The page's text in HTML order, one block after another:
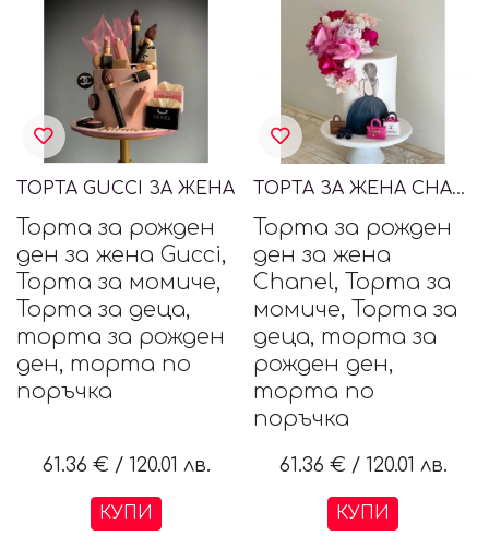
ТОРТА GUCCI ЗА ЖЕНА
Торта за рожден
ден за жена Gucci,
Торта за момиче,
Торта за деца,
торта за рожден
ден, торта по
поръчка
61.36 € / 120.01 лв.
КУПИ
ТОРТА ЗА ЖЕНА CHANEL
Торта за рожден
ден за жена
Chanel, Торта за
момиче, Торта за
деца, торта за
рожден ден,
торта по
поръчка
61.36 € / 120.01 лв.
КУПИ